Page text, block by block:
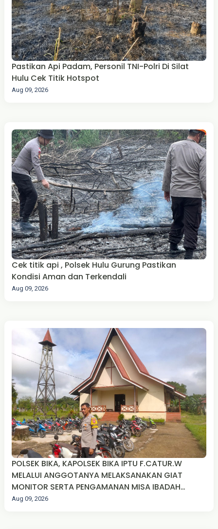
Pastikan Api Padam, Personil TNI-Polri Di Silat
Hulu Cek Titik Hotspot
Aug 09, 2026
Cek titik api , Polsek Hulu Gurung Pastikan
Kondisi Aman dan Terkendali
Aug 09, 2026
POLSEK BIKA, KAPOLSEK BIKA IPTU F.CATUR.W
MELALUI ANGGOTANYA MELAKSANAKAN GIAT
MONITOR SERTA PENGAMANAN MISA IBADAH
MINGGU UMAT KRISTIANI DI WILKUM POLSEK BIKA
Aug 09, 2026